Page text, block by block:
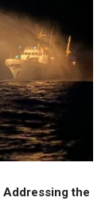
Addressing the